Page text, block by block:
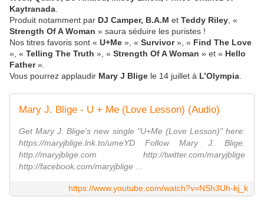
Kaytranada
Produit notamment par DJ Camper, B.A.M et Teddy Riley , «
Strength Of A Woman » saura séduire les puristes !
Nos titres favoris sont « U+Me », « Survivor», « Find The Love
», « Telling The Truth », « Strength Of A Woman » et « Hello
Father».
Vous pourrez applaudir Mary J Blige le 14 juillet à L’Olympia
Mary J. Blige - U + Me (Love Lesson) (Audio)
Get Mary J. Blige's new single "U+Me (Love Lesson)" here:
https://maryjblige.lnk.to/umeYD Follow Mary J. Blige:
http://maryjblige.com http://twitter.com/maryjblige
http://facebook.com/maryjblige ...
https://www.youtube.com/watch?v=NSh3Uh-kj_k